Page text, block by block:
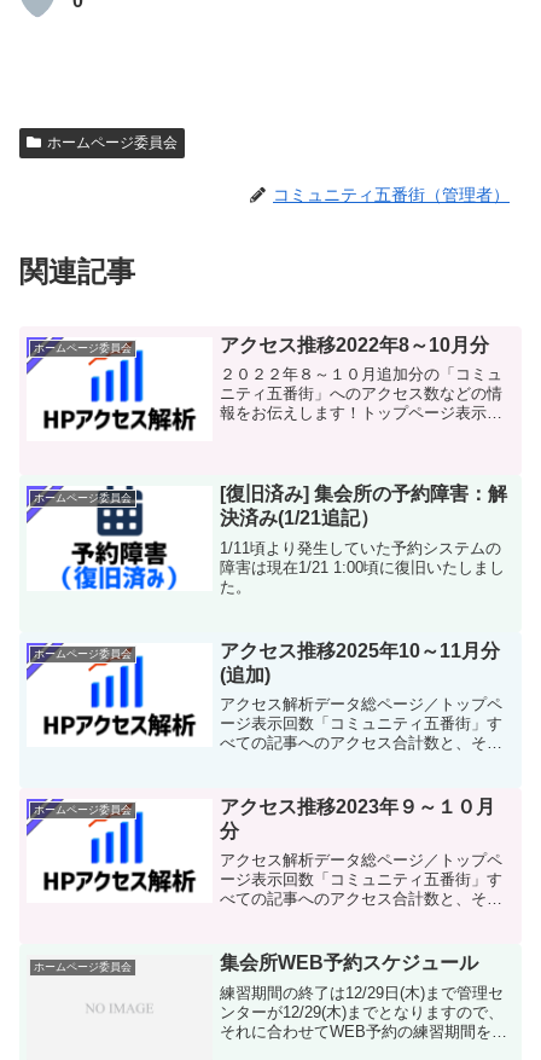
ホームページ委員会
コミュニティ五番街（管理者）
関連記事
ホームページ委員会 アクセス推移2022年8～10月分
２０２２年８～１０月追加分の「コミュ
ニティ五番街」へのアクセス数などの情
報をお伝えします！トップページ表示回
る下がり幅は大きくないこ...
ホームページ委員会
[復旧済み] 集会所の予約障害：解
決済み(1/21追記）
1/11頃より発生していた予約システムの
障害は現在1/21 1:00頃に復旧いたしまし
た。
ホームページ委員会
アクセス推移2025年10～11月分
(追加)
アクセス解析データ総ページ／トップペ
ージ表示回数「コミュニティ五番街」す
べての記事へのアクセス合計数と、その
用している「ユーザー」の合計数となり
ます。【ユーザー数】≒【...
ホームページ委員会
アクセス推移2023年９～１０月
分
アクセス解析データ総ページ／トップペ
ージ表示回数「コミュニティ五番街」す
べての記事へのアクセス合計数と、その
用している「ユーザー」の合計数となり
ます。【ユーザー数】≒【...
ホームページ委員会 集会所WEB予約スケジュール
練習期間の終了は12/29日(木)まで管理セ
ンターが12/29(木)までとなりますので、
それに合わせてWEB予約の練習期間を終